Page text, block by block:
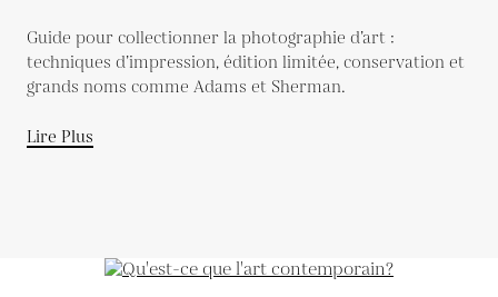
Guide pour collectionner la photographie d’art :
techniques d’impression, édition limitée, conservation et
grands noms comme Adams et Sherman.
Lire Plus